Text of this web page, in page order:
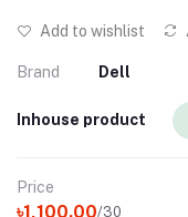
Add to wishlist
Brand Dell
Inhouse product
Price
৳1,100.00/30